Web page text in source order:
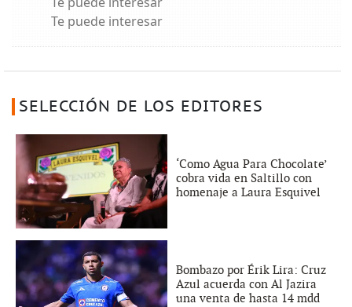
Te puede interesar
SELECCIÓN DE LOS EDITORES
‘Como Agua Para Chocolate’
cobra vida en Saltillo con
homenaje a Laura Esquivel
Bombazo por Érik Lira: Cruz
Azul acuerda con Al Jazira
una venta de hasta 14 mdd